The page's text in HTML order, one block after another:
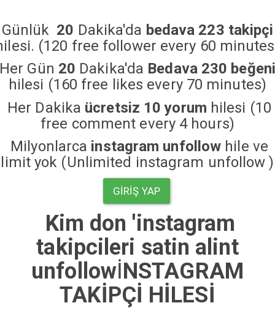
Günlük 20 Dakika'da bedava 223 takipçi
(120 free follower every 60
Her Gün 20 Dakika'da Bedava 230 beğeni
hilesi (160 free likes every 70 minutes)
Her Dakika ücretsiz 10 yorum hilesi (10
free comment every 4 hours)
Milyonlarca instagram unfollow hile ve
limit yok (Unlimited instagram unfollow )
GIRIŞ YAP
Kim don 'instagram
takipcileri satin alint
unfollowİNSTAGRAM
TAKİPÇİ HİLESİ